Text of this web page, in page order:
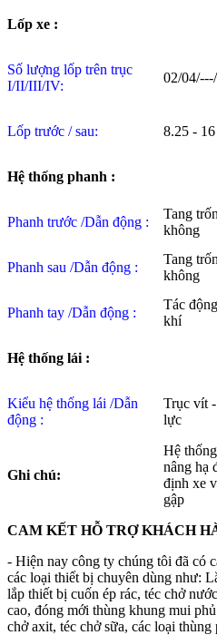
Lốp xe :
Số lượng lốp trên trục
I/II/III/IV:
02/
Lốp trước / sau: 8.25 -
Hệ thống phanh :
Phanh trước /Dẫn động :
Tang
không
Phanh sau /Dẫn động :
Tang
không
Phanh tay /Dẫn động :
Tác
khí
Hệ thống lái :
Kiểu hệ thống lái /Dẫn
động :
Trục vít
lực
Ghi chú:
Hệ
nâng hạ
định xe
gập
CAM KẾT HỖ TRỢ KHÁCH
- Hiện nay công ty chúng tôi đã có
các loại thiết bị chuyên dùng như:
lắp thiết bị cuốn ép rác, téc chở
cao, đóng mới thùng khung mui
chở axit, téc chở sữa, các loại